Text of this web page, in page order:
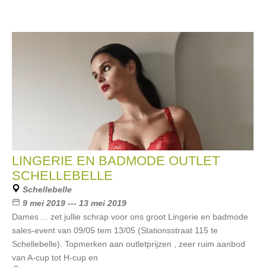
LINGERIE EN BADMODE OUTLET
SCHELLEBELLE
Schellebelle
9 mei 2019 --- 13 mei 2019
Dames ... zet jullie schrap voor ons groot Lingerie en badmode
sales-event van 09/05 tem 13/05 (Stationsstraat 115 te
Schellebelle). Topmerken aan outletprijzen , zeer ruim aanbod
van A-cup tot H-cup en